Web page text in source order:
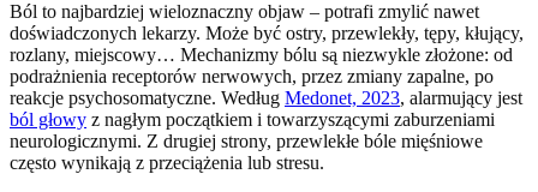
Ból to najbardziej wieloznaczny objaw – potrafi zmylić nawet
doświadczonych lekarzy. Może być ostry, przewlekły, tępy, kłujący,
rozlany, miejscowy… Mechanizmy bólu są niezwykle złożone: od
podrażnienia receptorów nerwowych, przez zmiany zapalne, po
reakcje psychosomatyczne. Według Medonet, 2023, alarmujący jest
ból głowy z nagłym początkiem i towarzyszącymi zaburzeniami
neurologicznymi. Z drugiej strony, przewlekłe bóle mięśniowe
często wynikają z przeciążenia lub stresu.